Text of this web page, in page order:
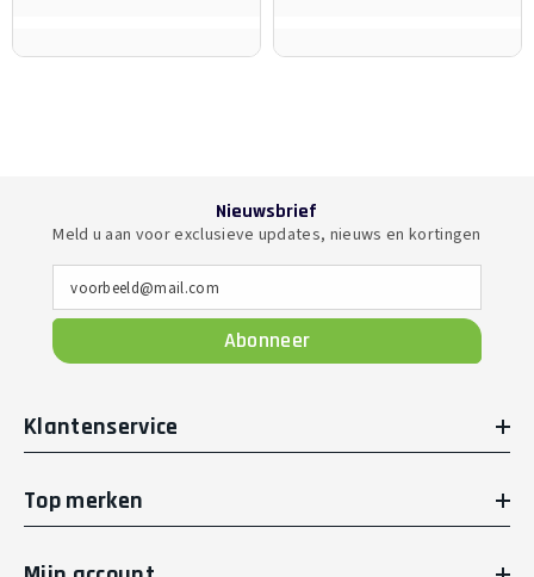
Nieuwsbrief
Meld u aan voor exclusieve updates, nieuws en kortingen
voorbeeld@mail.com
Abonneer
Klantenservice
Top merken